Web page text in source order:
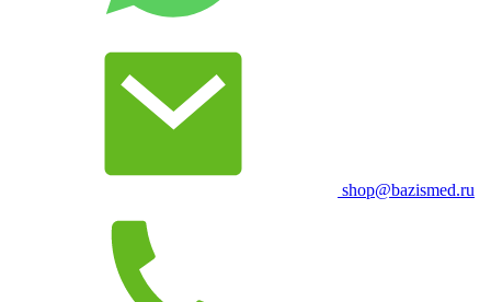
shop@bazismed.ru